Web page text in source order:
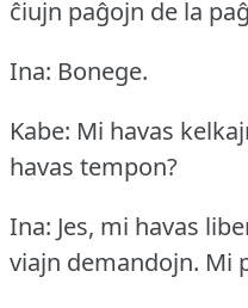
ĉiujn paĝojn de la
Ina: Bonege.
Kabe: Mi havas
havas tempon?
Ina: Jes, mi havas
viajn demandojn. Mi